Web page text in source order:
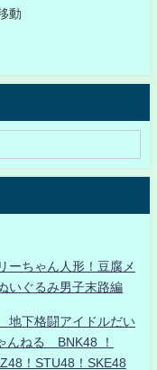
動
ーちゃん人形！豆腐メ
いぐるみ男子末路編
下格闘アイドルだい
んねる BNK48 ！
！STU48！SKE48